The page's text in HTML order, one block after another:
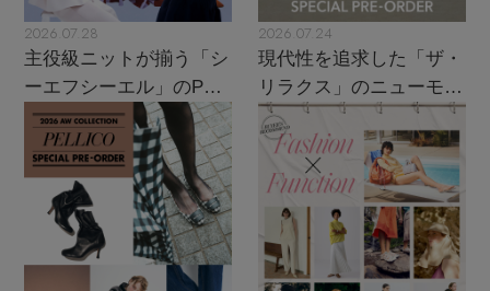
2026.07.28
主役級ニットが揃う「シ
ーエフシーエル」のPOP
UPがスタート
2026.07.24
現代性を追求した「ザ・
リラクス」のニューモダ
ンクラシック